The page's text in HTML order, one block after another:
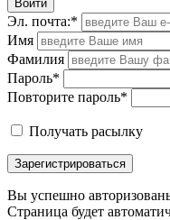
Войти
Эл. почта:*
Имя
Фамилия
Пароль*
Повторите пароль*
Получать расылку
Зарегистрироваться
Вы успешно
Страница будет